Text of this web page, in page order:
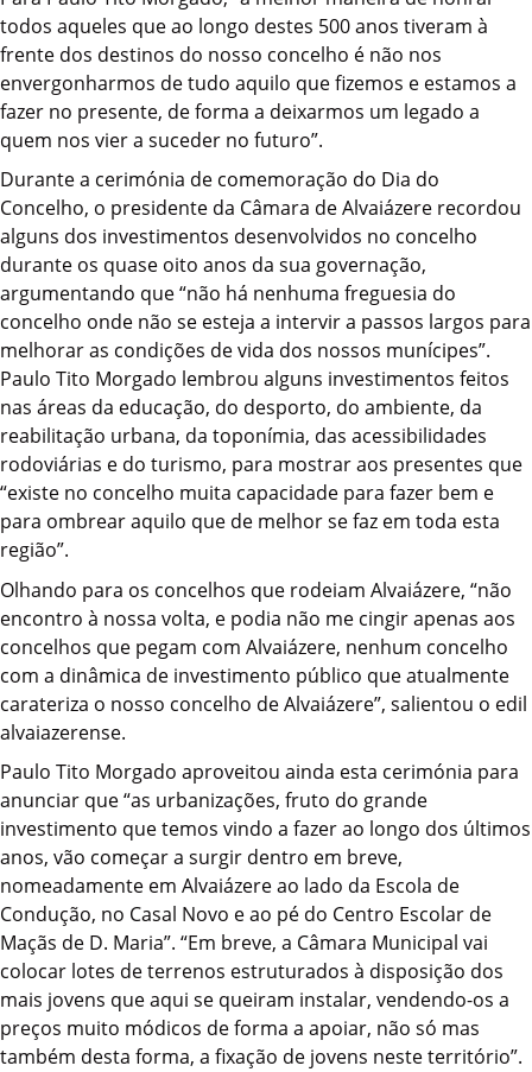
todos aqueles que ao longo destes 500 anos tiveram à
frente dos destinos do nosso concelho é não nos
envergonharmos de tudo aquilo que fizemos e estamos a
fazer no presente, de forma a deixarmos um legado a
quem nos vier a suceder no futuro”.
Durante a cerimónia de comemoração do Dia do
Concelho, o presidente da Câmara de Alvaiázere recordou
alguns dos investimentos desenvolvidos no concelho
durante os quase oito anos da sua governação,
argumentando que “não há nenhuma freguesia do
concelho onde não se esteja a intervir a passos largos para
melhorar as condições de vida dos nossos munícipes”.
Paulo Tito Morgado lembrou alguns investimentos feitos
nas áreas da educação, do desporto, do ambiente, da
reabilitação urbana, da toponímia, das acessibilidades
rodoviárias e do turismo, para mostrar aos presentes que
“existe no concelho muita capacidade para fazer bem e
para ombrear aquilo que de melhor se faz em toda esta
região”.
Olhando para os concelhos que rodeiam Alvaiázere, “não
encontro à nossa volta, e podia não me cingir apenas aos
concelhos que pegam com Alvaiázere, nenhum concelho
com a dinâmica de investimento público que atualmente
carateriza o nosso concelho de Alvaiázere”, salientou o edil
alvaiazerense.
Paulo Tito Morgado aproveitou ainda esta cerimónia para
anunciar que “as urbanizações, fruto do grande
investimento que temos vindo a fazer ao longo dos últimos
anos, vão começar a surgir dentro em breve,
nomeadamente em Alvaiázere ao lado da Escola de
Condução, no Casal Novo e ao pé do Centro Escolar de
Maçãs de D. Maria”. “Em breve, a Câmara Municipal vai
colocar lotes de terrenos estruturados à disposição dos
mais jovens que aqui se queiram instalar, vendendo-os a
preços muito módicos de forma a apoiar, não só mas
também desta forma, a fixação de jovens neste território”.